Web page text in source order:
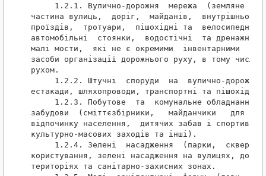
1.2.1. Вулично-дорожня  мережа  (земляне
частина вулиць,  доріг,  майданів,
проїздів,  тротуари,  пішохідні та  велосипедні
автомобільні  стоянки,  водостічні  та дренажні
малі мости,  які не є окремими  інвентарними
засоби організації дорожнього руху, в тому числі
рухом.
1.2.2. Штучні  споруди  на  вулично-
естакади, шляхопроводи, транспортні та пішохідні
1.2.3. Побутове  та  комунальне обладнання
забудови  (сміттєзбірники,   майданчики   для
відпочинку населення,  дитячих забав і
культурно-масових заходів та інші).
1.2.4. Зелені  насадження  (парки,  сквери,
користування, зелені насадження на вулицях,
територіях та санітарно-захисних зонах.